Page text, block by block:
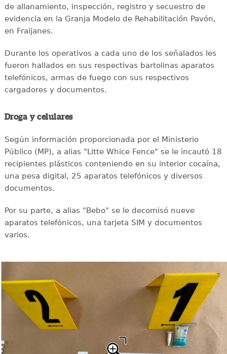
de allanamiento, inspección, registro y secuestro de
evidencia en la Granja Modelo de Rehabilitación Pavón,
en Fraijanes.
Durante los operativos a cada uno de los señalados les
fueron hallados en sus respectivas bartolinas aparatos
telefónicos, armas de fuego con sus respectivos
cargadores y documentos.
Droga y celulares
Según información proporcionada por el Ministerio
Público (MP), a alias "Litte Whice Fence" se le incautó 18
recipientes plásticos conteniendo en su interior cocaína,
una pesa digital, 25 aparatos telefónicos y diversos
documentos.
Por su parte, a alias "Bebo" se le decomisó nueve
aparatos telefónicos, una tarjeta SIM y documentos
varios.